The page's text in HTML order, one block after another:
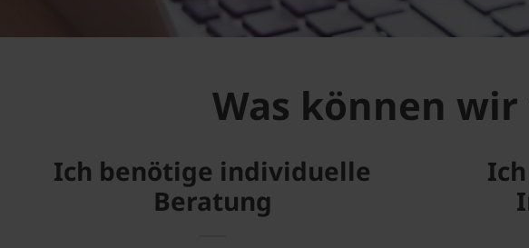
Was können
Ich benötige individuelle
Beratung